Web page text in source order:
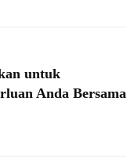
untuk
Anda Bersama